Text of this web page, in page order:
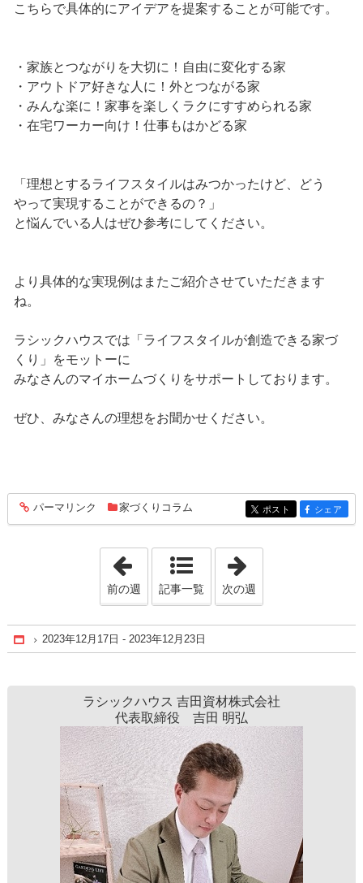
こちらで具体的にアイデアを提案することが可能です。
・家族とつながりを大切に！自由に変化する家
・アウトドア好きな人に！外とつながる家
・みんな楽に！家事を楽しくラクにすすめられる家
・在宅ワーカー向け！仕事もはかどる家
「理想とするライフスタイルはみつかったけど、どう
やって実現することができるの？」
と悩んでいる人はぜひ参考にしてください。
より具体的な実現例はまたご紹介させていただきます
ね。
ラシックハウスでは「ライフスタイルが創造できる家づ
くり」をモットーに
みなさんのマイホームづくりをサポートしております。
ぜひ、みなさんの理想をお聞かせください。
entry177
パーマリンク 家づくりコラム entry177
ポスト entry177
シェア
「2023年12月 3日 - 2023年12月 9日」
前の週 記事一覧 次の週
Home
2023年12月17日 - 2023年12月23日
ラシックハウス 吉田資材株式会社
代表取締役 吉田 明弘